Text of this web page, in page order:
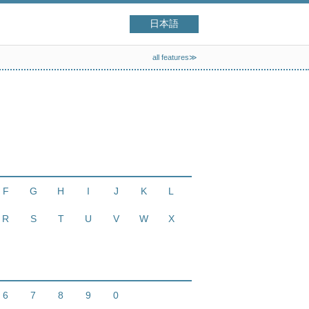
日本語
all features≫
F G H I J K L
R S T U V W X
6 7 8 9 0